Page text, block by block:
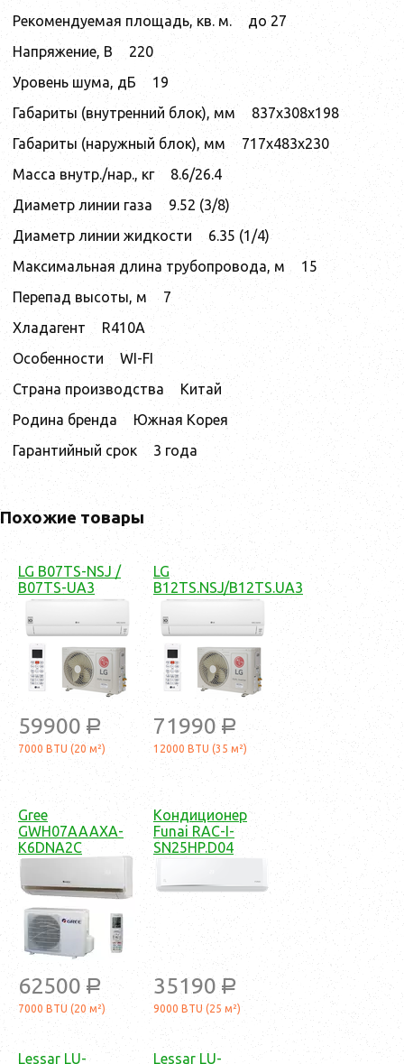
Рекомендуемая площадь, кв. м.
до 27
Напряжение, В
220
Уровень шума, дБ
19
Габариты (внутренний блок), мм
837x308x198
Габариты (наружный блок), мм
717x483x230
Масса внутр./нар., кг
8.6/26.4
Диаметр линии газа
9.52 (3/8)
Диаметр линии жидкости
6.35 (1/4)
Максимальная длина трубопровода, м
15
Перепад высоты, м
7
Хладагент
R410A
Особенности
WI-FI
Страна производства
Китай
Родина бренда
Южная Корея
Гарантийный срок
3 года
Похожие товары
LG B07TS-NSJ /
B07TS-UA3
59900 a
7000 BTU (20 м²)
LG
B12TS.NSJ/B12TS.UA3
71990 a
12000 BTU (35 м²)
Gree
GWH07AAAXA-
K6DNA2C
62500 a
7000 BTU (20 м²)
Кондиционер
Funai RAC-I-
SN25HP.D04
35190 a
9000 BTU (25 м²)
Lessar LU- Lessar LU-